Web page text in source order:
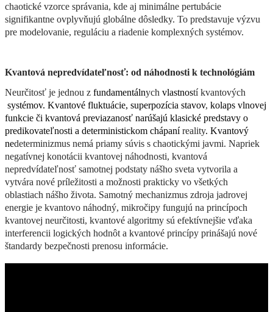
chaotické vzorce správania, kde aj minimálne pertubácie
signifikantne ovplyvňujú globálne dôsledky. To predstavuje výzvu
pre modelovanie, reguláciu a riadenie komplexných systémov.
Kvantová nepredvídateľnosť: od náhodnosti k technológiám
Neurčitosť je jednou z fundamentálnych vlastností kvantových
systémov. Kvantové fluktuácie, superpozícia stavov, kolaps vlnovej
funkcie či kvantová previazanosť narúšajú klasické predstavy
predikovateľnosti a deterministickom chápaní reality. Kvantový
nedeterminizmus nemá priamy súvis s chaotickými javmi. Napriek
negatívnej konotácii kvantovej náhodnosti, kvantová
nepredvídateľnosť samotnej podstaty nášho sveta vytvorila
vytvára nové príležitosti a možnosti prakticky vo všetkých
oblastiach nášho života. Samotný mechanizmus zdroja jadrovej
energie je kvantovo náhodný, mikročipy fungujú na princípoch
kvantovej neurčitosti, kvantové algoritmy sú efektívnejšie vďaka
interferencii logických hodnôt a kvantové princípy prinášajú nové
štandardy bezpečnosti prenosu informácie.